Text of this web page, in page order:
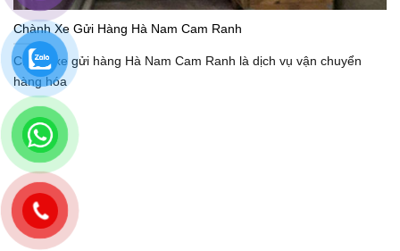
Chành Xe Gửi Hàng Hà Nam Cam Ranh
Chành xe gửi hàng Hà Nam Cam Ranh là dịch vụ vận chuyển
hàng hóa